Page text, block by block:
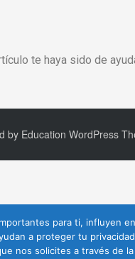
te haya sido de
by Education WordPress
para ti, influyen
a proteger tu
nos solicites a través de